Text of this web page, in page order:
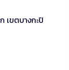
เขตบางกะปิ